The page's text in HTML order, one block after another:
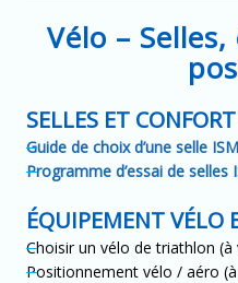
Vélo –
SELLES ET
Guide de choix d’une selle ISM
Programme d’essai de selles
ÉQUIPEMENT VÉLO
Choisir un vélo de triathlon (à
Positionnement vélo / aéro